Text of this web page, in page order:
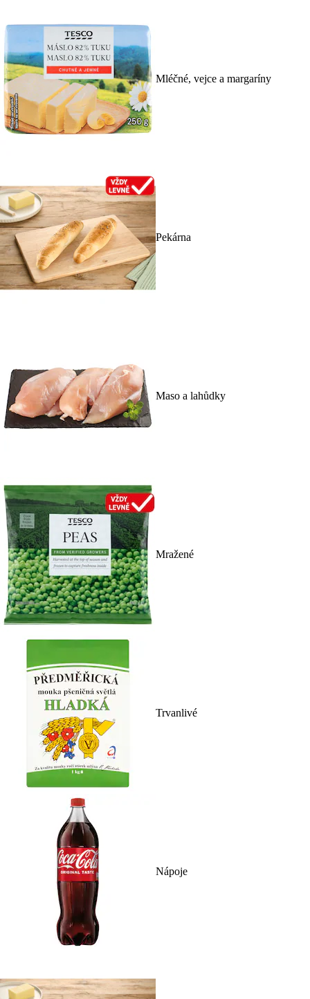
Mléčné, vejce a margaríny
Pekárna
Maso a lahůdky
Mražené
Trvanlivé
Nápoje